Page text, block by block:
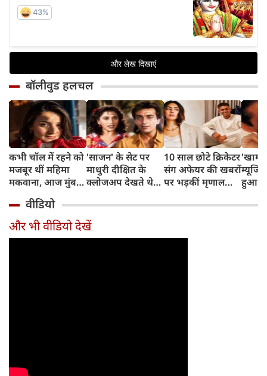
बॉलीवुड हलचल
कभी चॉल में रहने को
मजबूर थीं महिमा
मकवाना, आज मुंबई
और करोड़ों की दौलत
'साजन' के सेट पर
माधुरी दीक्षित के
क्लोजअप देखते थे
ने सुनाया किस्सा
10 साल छोटे क्रिकेटर
संग अफेयर की खबरों
पर भड़कीं मृणाल
थोड़ा रिलैक्स करो...
हुआ
है
वीडियो
और भी वीडियो देखें